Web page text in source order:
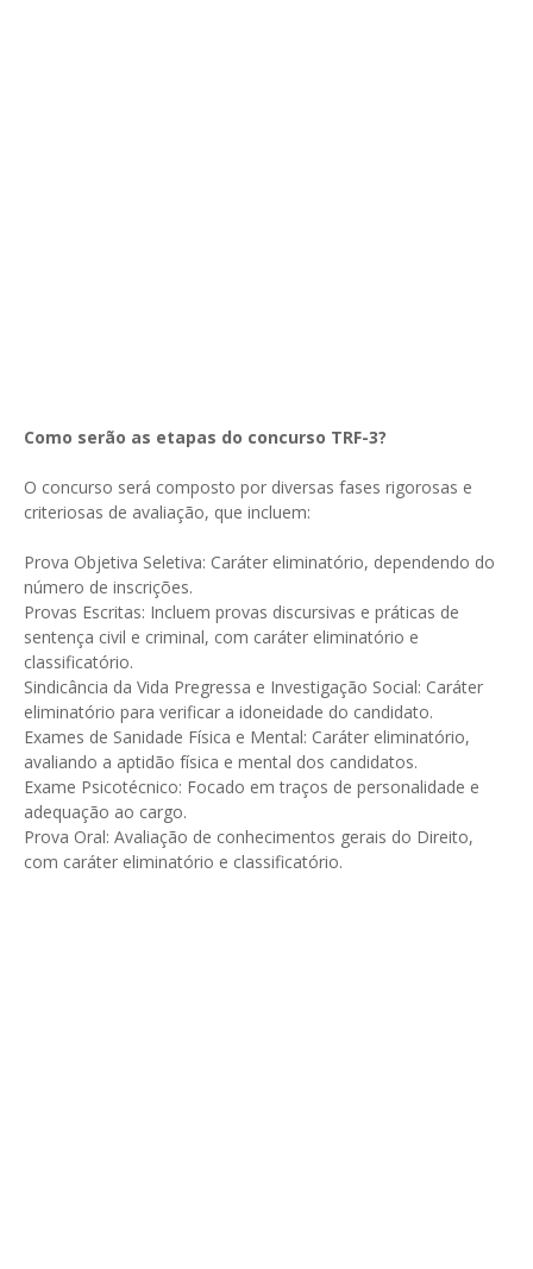
Como serão as etapas do concurso TRF-3?
O concurso será composto por diversas fases rigorosas e
criteriosas de avaliação, que incluem:
Prova Objetiva Seletiva: Caráter eliminatório, dependendo do
número de inscrições.
Provas Escritas: Incluem provas discursivas e práticas de
sentença civil e criminal, com caráter eliminatório e
classificatório.
Sindicância da Vida Pregressa e Investigação Social: Caráter
eliminatório para verificar a idoneidade do candidato.
Exames de Sanidade Física e Mental: Caráter eliminatório,
avaliando a aptidão física e mental dos candidatos.
Exame Psicotécnico: Focado em traços de personalidade e
adequação ao cargo.
Prova Oral: Avaliação de conhecimentos gerais do Direito,
com caráter eliminatório e classificatório.